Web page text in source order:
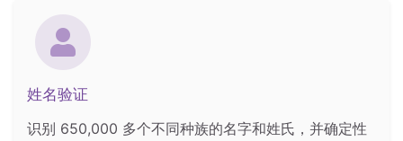
姓名验证
识别 650,000 多个不同种族的名字和姓氏，并确定性